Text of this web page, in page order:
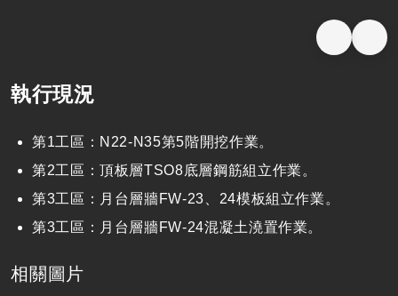
執行現況
第1工區：N22-N35第5階開挖作業。
第2工區：頂板層TSO8底層鋼筋組立作業。
第3工區：月台層牆FW-23、24模板組立作業。
第3工區：月台層牆FW-24混凝土澆置作業。
相關圖片